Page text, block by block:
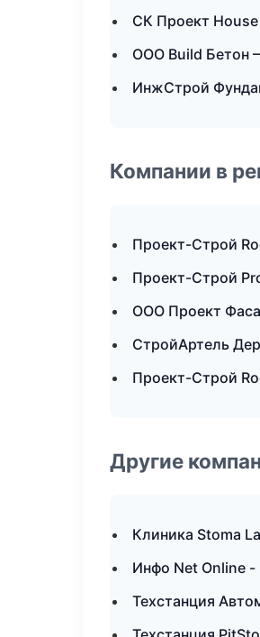
СК Проект
ООО Build Бетон
ИнжСтрой
Компании в
Проект-Строй
Проект-Строй
ООО Проект
СтройАртель
Проект-Строй
Другие
Клиника Stoma
Инфо Net Online -
Техстанция